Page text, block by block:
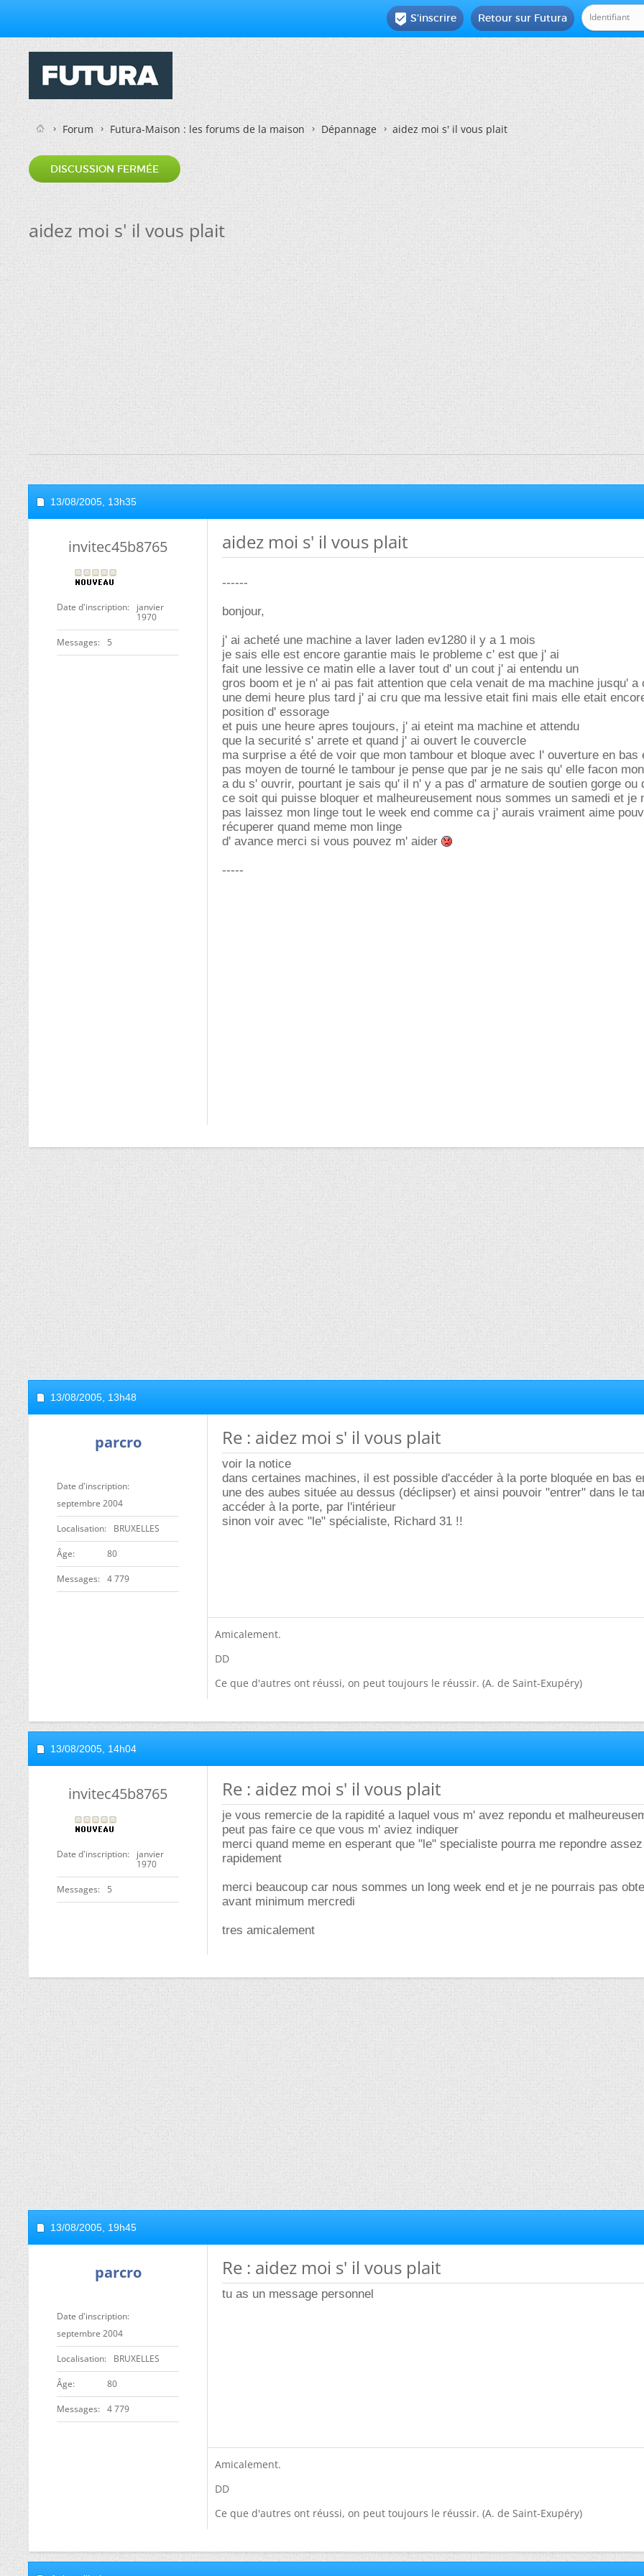
Retour sur Futura
 S'inscrire
Forum Futura-Maison : les forums de la maison Dépannage aidez moi s' il vous plait
DISCUSSION FERMÉE
aidez moi s' il vous plait
13/08/2005, 13h35
invitec45b8765
Date d'inscription
janvier
1970
Messages 5
aidez moi s' il vous plait
------
bonjour,
j' ai acheté une machine a laver laden ev1280 il y a 1 mois
je sais elle est encore garantie mais le probleme c' est que j' ai
fait une lessive ce matin elle a laver tout d' un cout j' ai entendu un
gros boom et je n' ai pas fait attention que cela venait de ma machine jusqu' a
une demi heure plus tard j' ai cru que ma lessive etait fini mais elle etait
position d' essorage
et puis une heure apres toujours, j' ai eteint ma machine et attendu
que la securité s' arrete et quand j' ai ouvert le couvercle
ma surprise a été de voir que mon tambour et bloque avec l' ouverture en bas
pas moyen de tourné le tambour je pense que par je ne sais qu' elle facon
a du s' ouvrir, pourtant je sais qu' il n' y a pas d' armature de soutien gorge ou
ce soit qui puisse bloquer et malheureusement nous sommes un samedi et je
pas laissez mon linge tout le week end comme ca j' aurais vraiment aime
récuperer quand meme mon linge
d' avance merci si vous pouvez m' aider
-----
13/08/2005, 13h48
parcro
Date d'inscription
septembre 2004
Localisation BRUXELLES
ge 80
Messages 4 779
Re : aidez moi s' il vous plait
voir la notice
dans certaines machines, il est possible d'accéder à la porte bloquée en bas
une des aubes située au dessus (déclipser) et ainsi pouvoir "entrer" dans le
accéder à la porte, par l'intérieur
sinon voir avec "le" spécialiste, Richard 31 !!
Amicalement.
DD
Ce que d'autres ont réussi, on peut toujours le réussir. (A. de Saint-Exupéry)
13/08/2005, 14h04
invitec45b8765
Date d'inscription
janvier
1970
Messages 5
Re : aidez moi s' il vous plait
je vous remercie de la rapidité a laquel vous m' avez repondu et
peut pas faire ce que vous m' aviez indiquer
merci quand meme en esperant que "le" specialiste pourra me repondre assez
rapidement
merci beaucoup car nous sommes un long week end et je ne pourrais pas
avant minimum mercredi
tres amicalement
13/08/2005, 19h45
parcro
Date d'inscription
septembre 2004
Localisation BRUXELLES
ge 80
Messages 4 779
Re : aidez moi s' il vous plait
tu as un message personnel
Amicalement.
DD
Ce que d'autres ont réussi, on peut toujours le réussir. (A. de Saint-Exupéry)